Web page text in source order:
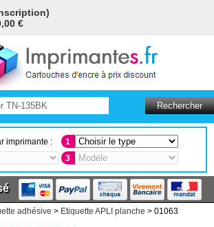
€
imprimante :
1
3
adhésive > Etiquette APLI planche > 01063